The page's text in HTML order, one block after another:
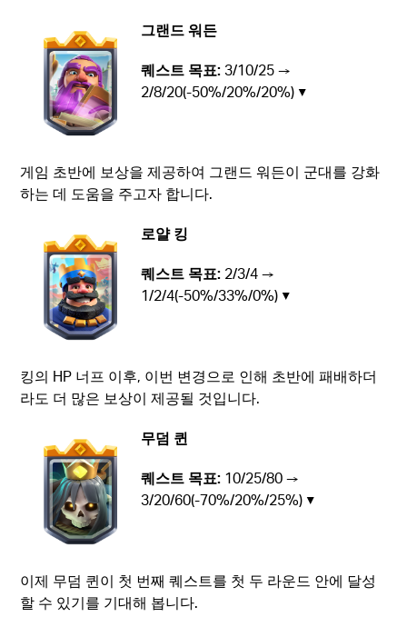
그랜드 워든
퀘스트 목표:3/10/25 →
2/8/20(-50%/20%/20%) ▼
게임 초반에 보상을 제공하여 그랜드 워든이 군대를 강화
하는 데 도움을 주고자 합니다.
로얄 킹
퀘스트 목표: 2/3/4 →
1/2/4(-50%/33%/0%) ▼
킹의 HP 너프 이후, 이번 변경으로 인해 초반에 패배하더
라도 더 많은 보상이 제공될 것입니다.
무덤 퀸
퀘스트 목표: 10/25/80 →
3/20/60(-70%/20%/25%) ▼
이제 무덤 퀸이 첫 번째 퀘스트를 첫 두 라운드 안에 달성
할 수 있기를 기대해 봅니다.